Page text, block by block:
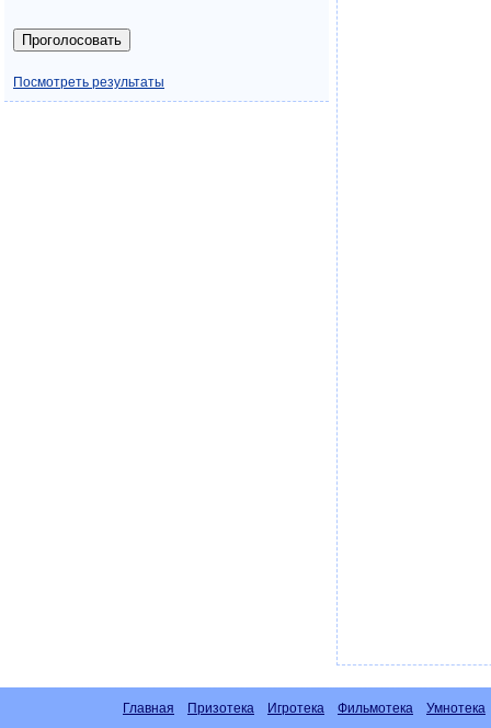
Посмотреть результаты
Главная Призотека Игротека Фильмотека Умнотека